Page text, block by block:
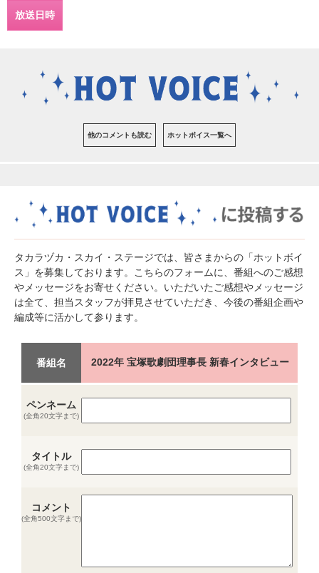
放送日時
他のコメントも読む ホットボイス一覧へ
タカラヅカ・スカイ・ステージでは、皆さまからの「ホットボイ
ス」を募集しております。こちらのフォームに、番組へのご感想
やメッセージをお寄せください。いただいたご感想やメッセージ
は全て、担当スタッフが拝見させていただき、今後の番組企画や
編成等に活かして参ります。
番組名 2022年 宝塚歌劇団理事長 新春インタビュー
ペンネーム
(全角20文字まで)
タイトル
(全角20文字まで)
コメント
(全角500文字まで)